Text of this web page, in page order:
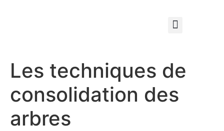
Les techniques de
consolidation des
arbres